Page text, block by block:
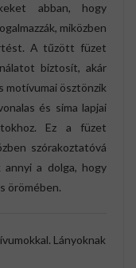
abban, hogy
miközben
A tűzött füzet
biztosít, akár
motívumai ösztönzik
és sima lapjai
Ez a füzet
szórakoztatóvá
a dolga, hogy
örömében.
Lányoknak